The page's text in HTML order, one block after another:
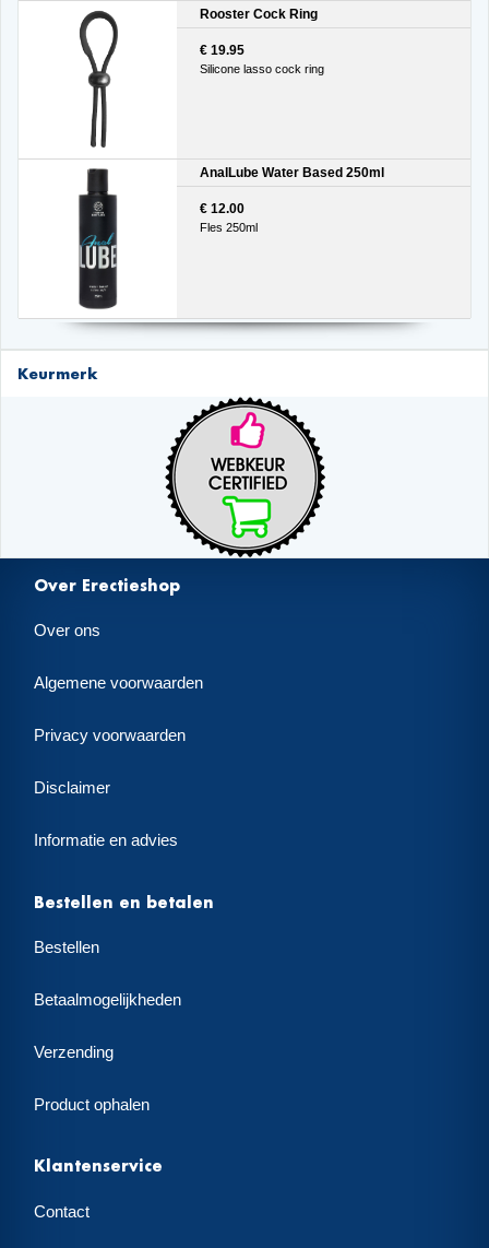
Rooster Cock Ring
€ 19.95
Silicone lasso cock ring
AnalLube Water Based 250ml
€ 12.00
Fles 250ml
Keurmerk
Over Erectieshop
Over ons
Algemene voorwaarden
Privacy voorwaarden
Disclaimer
Informatie en advies
Bestellen en betalen
Bestellen
Betaalmogelijkheden
Verzending
Product ophalen
Klantenservice
Contact